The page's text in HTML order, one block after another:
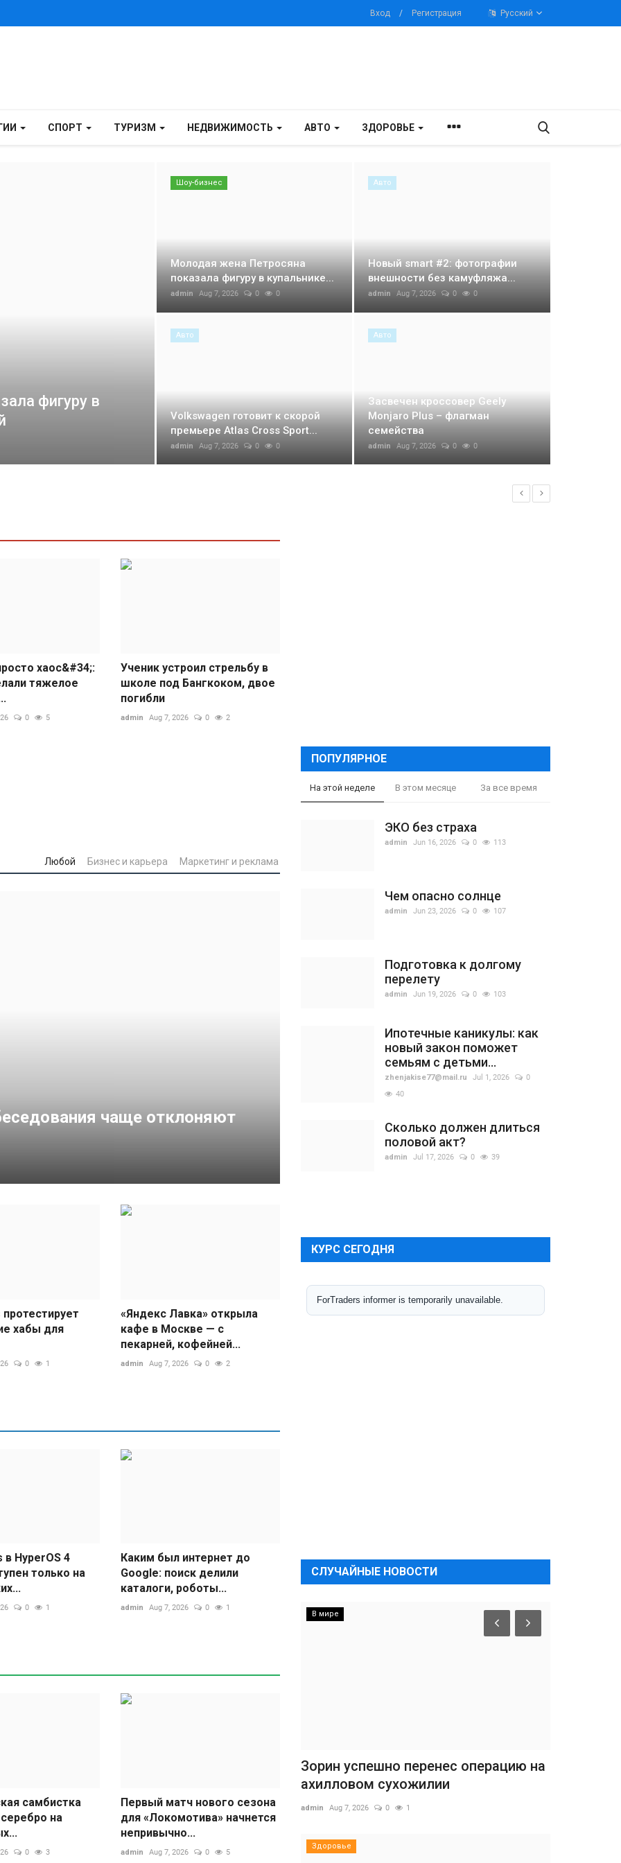
Вход / Регистрация Русский
СПОРТ ТУРИЗМ НЕДВИЖИМОСТЬ АВТО ЗДОРОВЬЕ
фигуру в
без
Plus – флагман
переносят
Шоу-бизнес
Молодая жена Петросяна
показала фигуру в купальнике...
admin Aug 7, 2026 0 0
Авто
Новый smart #2: фотографии
внешности без камуфляжа...
admin Aug 7, 2026 0 0
Авто
Volkswagen готовит к скорой
премьере Atlas Cross Sport...
admin Aug 7, 2026 0 0
Авто
Засвечен кроссовер Geely
Monjaro Plus – флагман
семейства
admin Aug 7, 2026 0 0
хаос&#34;:
тяжелое
0 5
Ученик устроил стрельбу в
школе под Бангкоком, двое
погибли
admin Aug 7, 2026 0 2
Любой Бизнес и карьера Маркетинг и реклама
чаще отклоняют
хабы для
0 1
«Яндекс Лавка» открыла
кафе в Москве — с
пекарней, кофейней...
admin Aug 7, 2026 0 2
в HyperOS 4
только на
0 1
Каким был интернет до
Google: поиск делили
каталоги, роботы...
admin Aug 7, 2026 0 1
самбистка
на
0 3
Первый матч нового сезона
для «Локомотива» начнется
непривычно...
admin Aug 7, 2026 0 5
ПОПУЛЯРНОЕ
На этой неделе В этом месяце За все время
ЭКО без страха
admin Jun 16, 2026 0 113
Чем опасно солнце
admin Jun 23, 2026 0 107
Подготовка к долгому
перелету
admin Jun 19, 2026 0 103
Ипотечные каникулы: как
новый закон поможет
семьям с детьми...
zhenjakise77@mail.ru Jul 1, 2026
0
40
Сколько должен длиться
половой акт?
admin Jul 17, 2026 0 39
КУРС СЕГОДНЯ
СЛУЧАЙНЫЕ НОВОСТИ
В мире
Зорин успешно перенес операцию на
ахилловом сухожилии
admin Aug 7, 2026 0 1
Здоровье